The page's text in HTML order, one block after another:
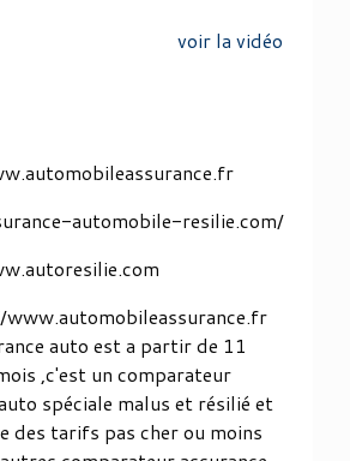
voir la vidéo
automobile-resilie.com/
auto est a partir de 11
,c'est un comparateur
spéciale malus et résilié et
des tarifs pas cher ou moins